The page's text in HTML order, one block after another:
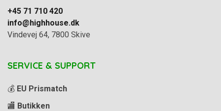
+45 71 710 420
info@highhouse.dk
Vindevej 64, 7800 Skive
SERVICE & SUPPORT
💰 EU Prismatch
🏬 Butikken